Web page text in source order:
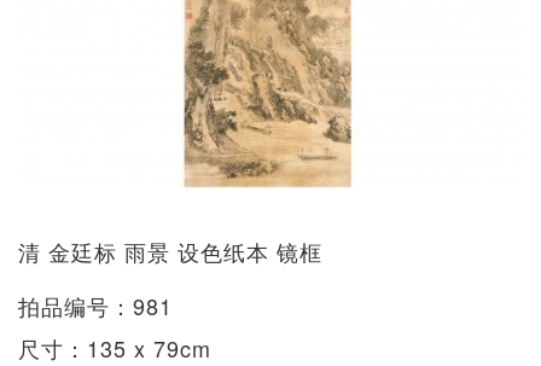
清 金廷标 雨景 设色纸本 镜框
拍品编号：981
尺寸：135 x 79cm